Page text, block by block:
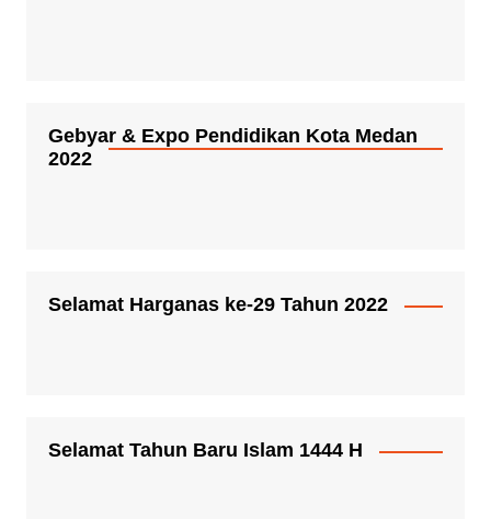
Gebyar & Expo Pendidikan Kota Medan
2022
Selamat Harganas ke-29 Tahun 2022
Selamat Tahun Baru Islam 1444 H